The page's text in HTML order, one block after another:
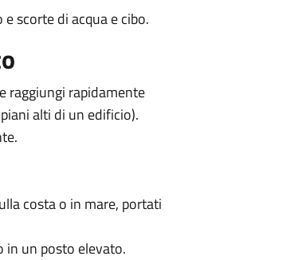
scorte di acqua e cibo.
raggiungi rapidamente
alti di un edificio).
costa o in mare, portati
in un posto elevato.